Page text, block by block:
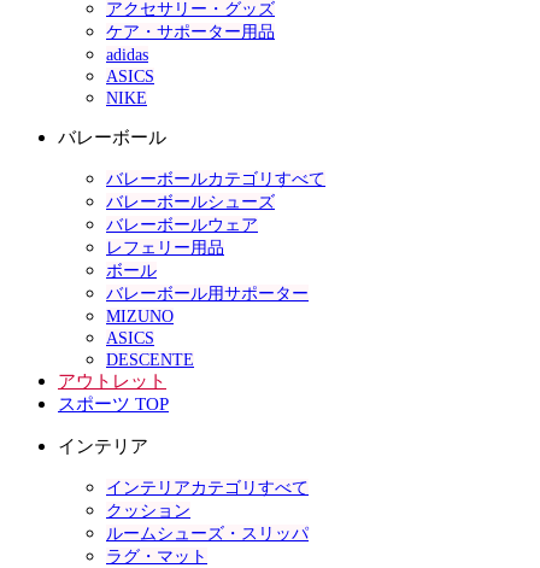
アクセサリー・グッズ
ケア・サポーター用品
adidas
ASICS
NIKE
バレーボール
バレーボールカテゴリすべて
バレーボールシューズ
バレーボールウェア
レフェリー用品
ボール
バレーボール用サポーター
MIZUNO
ASICS
DESCENTE
アウトレット
スポーツ TOP
インテリア
インテリアカテゴリすべて
クッション
ルームシューズ・スリッパ
ラグ・マット